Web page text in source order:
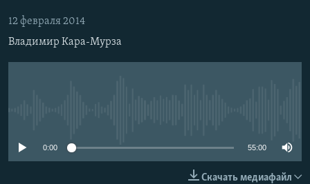
поиску
СЕВЕР.РЕАЛИИ
СИБИРЬ.РЕАЛИИ
СОЦИАЛЬНЫЕ СЕТИ
12 февраля 2014
Владимир Кара-Мурза
0:00 55:00
Скачать медиафайл